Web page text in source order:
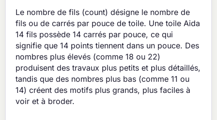
Le nombre de fils (count) désigne le nombre de
fils ou de carrés par pouce de toile. Une toile Aida
14 fils possède 14 carrés par pouce, ce qui
signifie que 14 points tiennent dans un pouce. Des
nombres plus élevés (comme 18 ou 22)
produisent des travaux plus petits et plus détaillés,
tandis que des nombres plus bas (comme 11 ou
14) créent des motifs plus grands, plus faciles à
voir et à broder.